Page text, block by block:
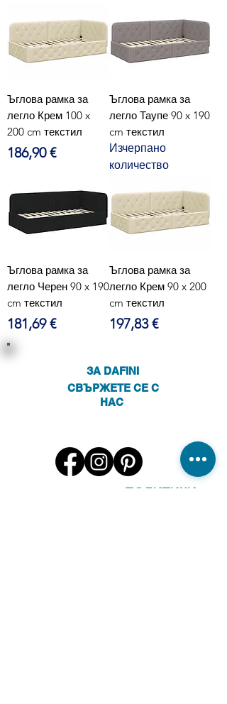
Ъглова рамка за
легло Крем 100 x
200 cm текстил
Цена
186,90 €
Ъглова рамка за
легло Таупе 90 x 190
cm текстил
Изчерпано
количество
Ъглова рамка за
легло Черен 90 x 190
cm текстил
Цена
181,69 €
Ъглова рамка за
легло Крем 90 x 200
cm текстил
Цена
197,83 €
ЗА DAFINI
СВЪРЖЕТЕ СЕ С
НАС
ПОЛИТИКИ